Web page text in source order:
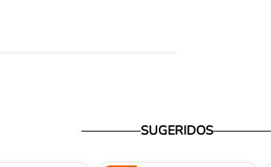
SUGERIDOS